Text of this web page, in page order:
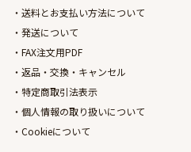
送料とお支払い方法について
発送について
FAX注文用PDF
返品・交換・キャンセル
特定商取引法表示
個人情報の取り扱いについて
Cookieについて